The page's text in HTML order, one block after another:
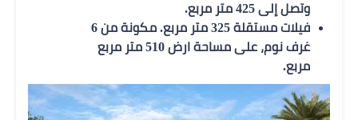
وتصل إلى 425 متر مربع.
فيلات مستقلة 325 متر مربع. مكونة من 6
غرف نوم، على مساحة ارض 510 متر مربع
مربع.